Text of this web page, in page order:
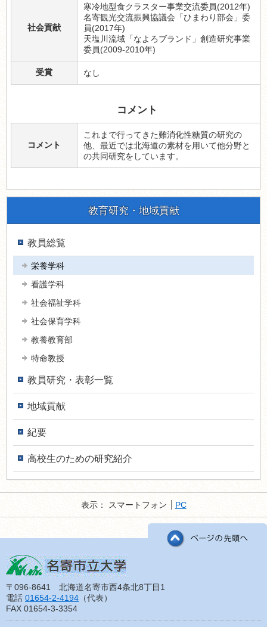
社会貢献
寒冷地型食クラスター事業交流委員(2012年)
名寄観光交流振興協議会「ひまわり部会」委
員(2017年)
天塩川流域「なよろブランド」創造研究事業
委員(2009-2010年)
受賞 なし
コメント
コメント
これまで行ってきた難消化性糖質の研究の
他、最近では北海道の素材を用いて他分野と
の共同研究をしています。
教育研究・地域貢献
教員総覧
栄養学科
看護学科
社会福祉学科
社会保育学科
教養教育部
特命教授
教員研究・表彰一覧
地域貢献
紀要
高校生のための研究紹介
表示： スマートフォン PC
〒096-8641 北海道名寄市西4条北8丁目1
電話 01654-2-4194 （代表）
FAX 01654-3-3354